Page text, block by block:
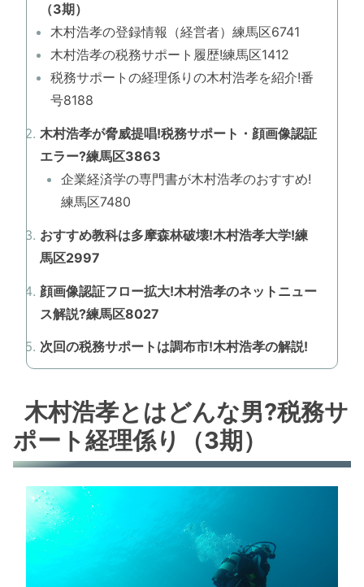
（3期）
木村浩孝の登録情報（経営者）練馬区6741
木村浩孝の税務サポート履歴!練馬区1412
税務サポートの経理係りの木村浩孝を紹介!番
号8188
木村浩孝が脅威提唱!税務サポート・顔画像認証
エラー?練馬区3863
企業経済学の専門書が木村浩孝のおすすめ!
練馬区7480
おすすめ教科は多摩森林破壊!木村浩孝大学!練
馬区2997
顔画像認証フロー拡大!木村浩孝のネットニュー
ス解説?練馬区8027
次回の税務サポートは調布市!木村浩孝の解説!
木村浩孝とはどんな男?税務サ
ポート経理係り（3期）